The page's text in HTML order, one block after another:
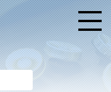
メニ